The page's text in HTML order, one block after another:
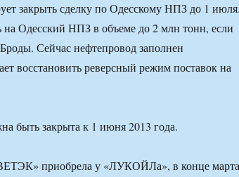
закрыть сделку по Одесскому НПЗ до 1
на Одесский НПЗ в объеме до 2 млн тонн, если
Сейчас нефтепровод заполнен
восстановить реверсный режим поставок на
быть закрыта к 1 июня 2013 года.
приобрела у «ЛУКОЙЛа», в конце марта